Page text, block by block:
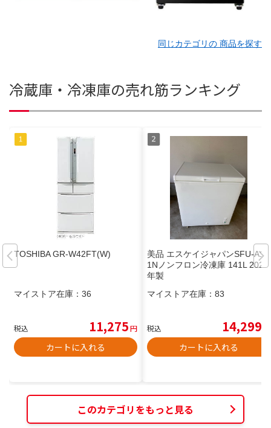
同じカテゴリの 商品を探す
冷蔵庫・冷凍庫の売れ筋ランキング
TOSHIBA GR-W42FT(W)
マイストア在庫： 36
税込 11,275円
カートに入れる
美品 エスケイジャパンSFU-A14
1Nノンフロン冷凍庫 141L 2022
年製
マイストア在庫： 83
税込 14,299
カートに入れる
このカテゴリをもっと見る